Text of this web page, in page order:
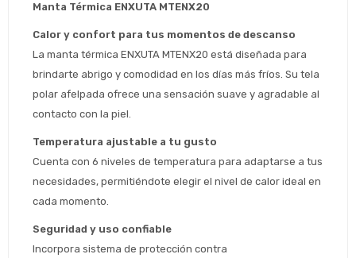
Manta Térmica ENXUTA MTENX20
Calor y confort para tus momentos de descanso
La manta térmica ENXUTA MTENX20 está diseñada para
brindarte abrigo y comodidad en los días más fríos. Su tela
polar afelpada ofrece una sensación suave y agradable al
contacto con la piel.
Temperatura ajustable a tu gusto
Cuenta con 6 niveles de temperatura para adaptarse a tus
necesidades, permitiéndote elegir el nivel de calor ideal en
cada momento.
Seguridad y uso confiable
Incorpora sistema de protección contra
Estimado/a